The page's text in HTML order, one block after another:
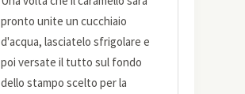
pronto unite un cucchiaio
d'acqua, lasciatelo sfrigolare e
poi versate il tutto sul fondo
dello stampo scelto per la